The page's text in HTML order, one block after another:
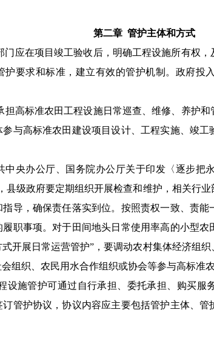
第二章 管护主体和方式
门应在项目竣工验收后，明确工程设施所有权，
护要求和标准，建立有效的管护机制。政府投
担高标准农田工程设施日常巡查、维修、养护和
参与高标准农田建设项目设计、 工程实施、竣工
中央办公厅、国务院办公厅关于印发〈逐步把
县级政府要定期组织开展检查和维护，相关行
导，确保责任落实到位。按照责权一致、责
职事项。对于田间地头日常使用率高的小型
开展日常运营管护”，要调动农村集体经济组
组织、农民用水合作组织或协会等参与高标准
设施管护可通过自行承担、委托承担 、购买服
订管护协议，协议内容应主要包括管护主体、管